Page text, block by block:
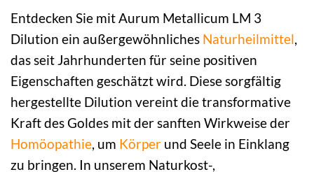
Entdecken Sie mit Aurum Metallicum LM 3
Dilution ein außergewöhnliches Naturheilmittel,
das seit Jahrhunderten für seine positiven
Eigenschaften geschätzt wird. Diese sorgfältig
hergestellte Dilution vereint die transformative
Kraft des Goldes mit der sanften Wirkweise der
Homöopathie, um Körper und Seele in Einklang
zu bringen. In unserem Naturkost-,